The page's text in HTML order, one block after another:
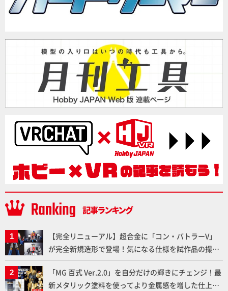
【完全リニューアル】超合金に「コン・バトラーV」
が完全新規造形で登場！気になる仕様を試作品の撮り
下ろしでご紹介!!さらに「大鉄人17」＆「ワンエイ
ト」セット情報もお届け！【超合金の魂】
「MG 百式 Ver.2.0」を自分だけの輝きにチェンジ！最
新メタリック塗料を使ってより金属感を増した仕上が